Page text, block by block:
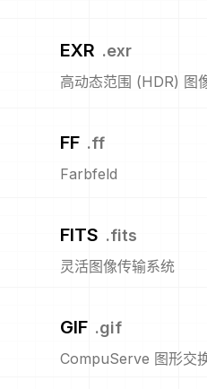
EXR .exr
高动态范围 (HDR) 图
FF .ff
Farbfeld
FITS .fits
灵活图像传输系统
GIF .gif
CompuServe 图形交